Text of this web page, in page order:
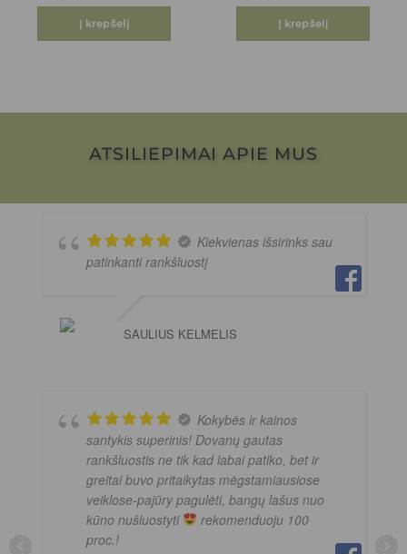
Į krepšelį Į krepšelį
ATSILIEPIMAI APIE MUS
Kiekvienas išsirinks sau
patinkanti rankšluostį
SAULIUS KELMELIS
Kokybės ir kainos
santykis superinis! Dovanų gautas
rankšluostis ne tik kad labai patiko, bet ir
greitai buvo pritaikytas mėgstamiausiose
veiklose-pajūry pagulėti, bangų lašus nuo
kūno nušluostyti
rekomenduoju 100
proc.!